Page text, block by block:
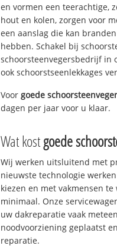
en vormen een teerachtige,
hout en kolen, zorgen voor
een aanslag die kan
hebben. Schakel bij
schoorsteenvegersbedrijf in
ook schoorstseenlekkages
Voorgoede schoorsteenveger
dagen per jaar voor u klaar.
Wat kostgoede
Wij werken uitsluitend met
nieuwste technologie
kiezen en met vakmensen
minimaal. Onze
uw dakreparatie vaak
noodvoorziening geplaatst
reparatie.